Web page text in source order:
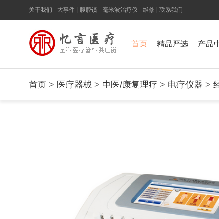
关于我们 大事件 腹腔镜 毫米波治疗仪 维修 联系我们
首页 精品严选 产品
首页 > 医疗器械 > 中医/康复理疗 > 电疗仪器 >